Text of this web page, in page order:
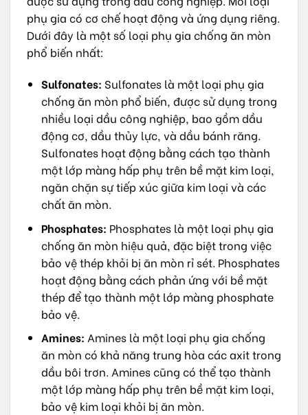
phụ gia có cơ chế hoạt động và ứng dụng riêng.
Dưới đây là một số loại phụ gia chống ăn mòn
phổ biến nhất:
Sulfonates: Sulfonates là một loại phụ gia
chống ăn mòn phổ biến, được sử dụng trong
nhiều loại dầu công nghiệp, bao gồm dầu
động cơ, dầu thủy lực, và dầu bánh răng.
Sulfonates hoạt động bằng cách tạo thành
một lớp màng hấp phụ trên bề mặt kim loại,
ngăn chặn sự tiếp xúc giữa kim loại và các
chất ăn mòn.
Phosphates: Phosphates là một loại phụ gia
chống ăn mòn hiệu quả, đặc biệt trong việc
bảo vệ thép khỏi bị ăn mòn rỉ sét. Phosphates
hoạt động bằng cách phản ứng với bề mặt
thép để tạo thành một lớp màng phosphate
bảo vệ.
Amines: Amines là một loại phụ gia chống
ăn mòn có khả năng trung hòa các axit trong
dầu bôi trơn. Amines cũng có thể tạo thành
một lớp màng hấp phụ trên bề mặt kim loại,
bảo vệ kim loại khỏi bị ăn mòn.